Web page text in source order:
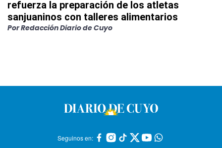
refuerza la preparación de los atletas
sanjuaninos con talleres alimentarios
PorRedacción Diario de Cuyo
Seguinos en: